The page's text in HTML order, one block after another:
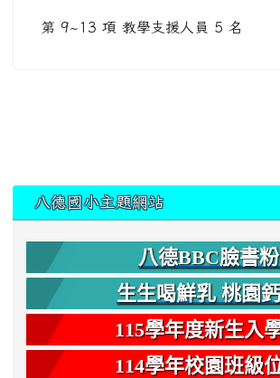
第 9~13 項 教學支援人員 5 名
八德國小主題網站
八德BBC臉書
生生喝鮮乳 桃園
115學年度新生入
114學年校園班級